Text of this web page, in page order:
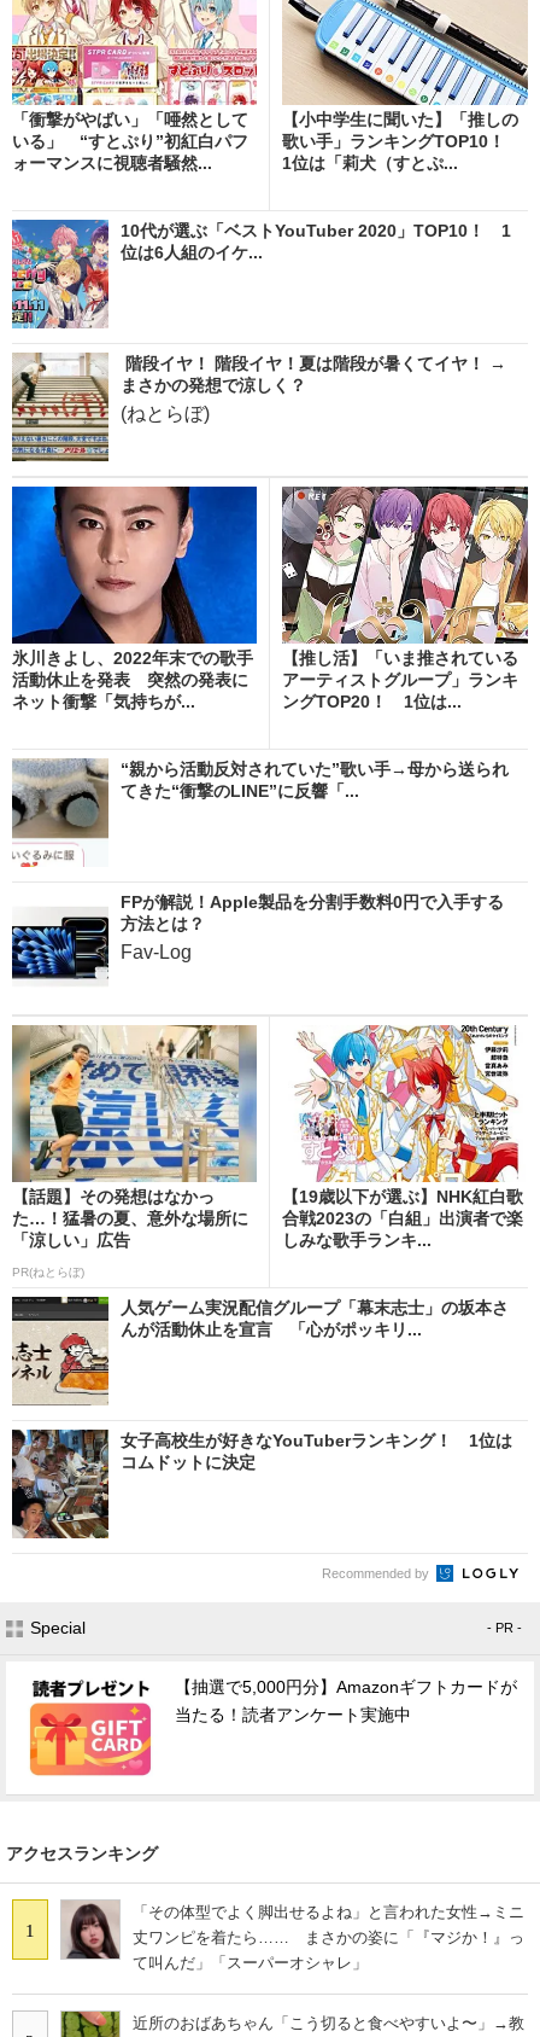
「衝撃がやばい」「唖然として
いる」 “すとぷり”初紅白パフ
ォーマンスに視聴者騒然...
【小中学生に聞いた】「推しの
歌い手」ランキングTOP10！
1位は「莉犬（すとぷ...
10代が選ぶ「ベストYouTuber 2020」TOP10！ 1
位は6人組のイケ...
階段イヤ！ 階段イヤ！夏は階段が暑くてイヤ！ →
まさかの発想で涼しく？
(ねとらぼ)
氷川きよし、2022年末での歌手
活動休止を発表 突然の発表に
ネット衝撃「気持ちが...
【推し活】「いま推されている
アーティストグループ」ランキ
ングTOP20！ 1位は...
“親から活動反対されていた”歌い手→母から送られ
てきた“衝撃のLINE”に反響「...
FPが解説！Apple製品を分割手数料0円で入手する
方法とは？
Fav-Log
【話題】その発想はなかっ
た…！猛暑の夏、意外な場所に
「涼しい」広告
PR(ねとらぼ)
【19歳以下が選ぶ】NHK紅白歌
合戦2023の「白組」出演者で楽
しみな歌手ランキ...
人気ゲーム実況配信グループ「幕末志士」の坂本さ
んが活動休止を宣言 「心がポッキリ...
女子高校生が好きなYouTuberランキング！ 1位は
コムドットに決定
Recommended by
Special - PR -
【抽選で5,000円分】Amazonギフトカードが
当たる！読者アンケート実施中
アクセスランキング
1
「その体型でよく脚出せるよね」と言われた女性→ミニ
丈ワンピを着たら…… まさかの姿に「『マジか！』っ
て叫んだ」「スーパーオシャレ」
近所のおばあちゃん「こう切ると食べやすいよ〜」→教